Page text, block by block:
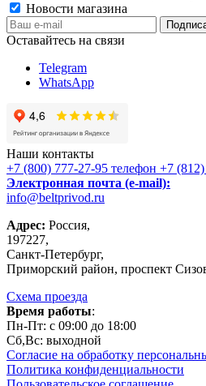
Новости магазина
Оставайтесь на связи
Telegram
WhatsApp
Наши контакты
+7 (800) 777-27-95 телефон +7
Электронная почта (e-mail):
info@beltprivod.ru
Адрес: Россия,
197227,
Санкт-Петербург,
Приморский район, проспект
Схема проезда
Время работы:
Пн-Пт: c 09:00 до 18:00
Сб,Вc: выходной
Согласие на обработку
Политика конфиденциальности